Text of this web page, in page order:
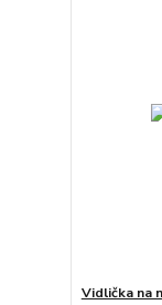
Vidlička na